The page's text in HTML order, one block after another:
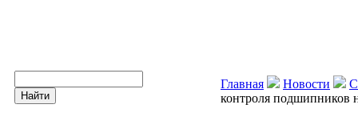
Главная Новости
контроля подшипников